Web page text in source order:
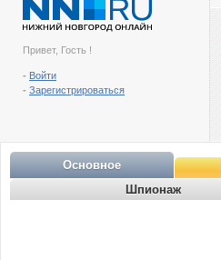
Привет, Гость !
- Войти
- Зарегистрироваться
Основное
Шпионаж